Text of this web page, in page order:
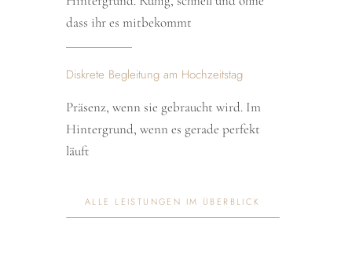
dass ihr es mitbekommt
Diskrete Begleitung am Hochzeitstag
Präsenz, wenn sie gebraucht wird. Im
Hintergrund, wenn es gerade perfekt
läuft
ALLE LEISTUNGEN IM ÜBERBLICK